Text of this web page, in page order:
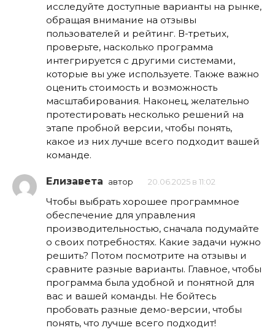
исследуйте доступные варианты на рынке,
обращая внимание на отзывы
пользователей и рейтинг. В-третьих,
проверьте, насколько программа
интегрируется с другими системами,
которые вы уже используете. Также важно
оценить стоимость и возможность
масштабирования. Наконец, желательно
протестировать несколько решений на
этапе пробной версии, чтобы понять,
какое из них лучше всего подходит вашей
команде.
Елизавета автор 20.06.2025 в 11:02
Чтобы выбрать хорошее программное
обеспечение для управления
производительностью, сначала подумайте
о своих потребностях. Какие задачи нужно
решить? Потом посмотрите на отзывы и
сравните разные варианты. Главное, чтобы
программа была удобной и понятной для
вас и вашей команды. Не бойтесь
пробовать разные демо-версии, чтобы
понять, что лучше всего подходит!